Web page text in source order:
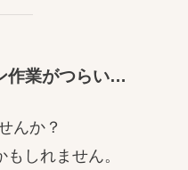
作業がつらい…
んか？
しれません。